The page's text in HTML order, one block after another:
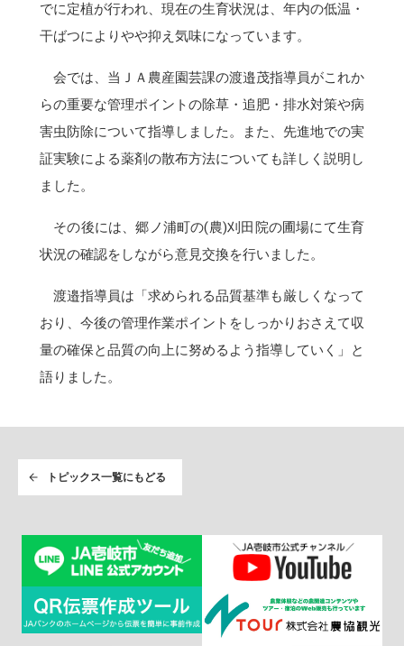
でに定植が行われ、現在の生育状況は、年内の低温・
干ばつによりやや抑え気味になっています。
会では、当ＪＡ農産園芸課の渡邉茂指導員がこれか
らの重要な管理ポイントの除草・追肥・排水対策や病
害虫防除について指導しました。また、先進地での実
証実験による薬剤の散布方法についても詳しく説明し
ました。
その後には、郷ノ浦町の(農)刈田院の圃場にて生育
状況の確認をしながら意見交換を行いました。
渡邉指導員は「求められる品質基準も厳しくなって
おり、今後の管理作業ポイントをしっかりおさえて収
量の確保と品質の向上に努めるよう指導していく」と
語りました。
トピックス一覧にもどる